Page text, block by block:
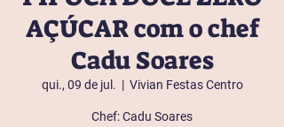
AÇÚCAR com o chef
Cadu Soares
qui., 09 de jul.
  |
Vivian Festas Centro
Chef: Cadu Soares